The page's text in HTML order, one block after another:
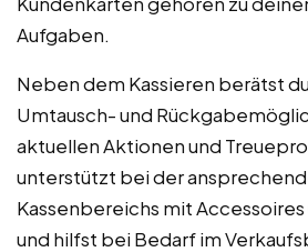
Aufgaben.
Neben dem Kassieren berätst
Umtausch- und
aktuellen Aktionen und
unterstützt bei der
Kassenbereichs mit
und hilfst bei Bedarf im